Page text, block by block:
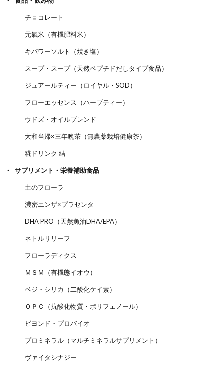
チョコレート
元氣米（有機肥料米）
キパワーソルト（焼き塩）
スープ・スープ（天然ペプチドだしタイプ食品）
ジュアールティー（ロイヤル・SOD）
フローエッセンス（ハーブティー）
ウドズ・オイルブレンド
大和当帰×三年晩茶（無農薬栽培健康茶）
糀ドリンク 結
サプリメント・栄養補助食品
土のフローラ
濃密エンザ×プラセンタ
DHA PRO（天然魚油DHA/EPA）
ネトルリリーフ
フローラディクス
ＭＳＭ（有機態イオウ）
ベジ・シリカ（二酸化ケイ素）
ＯＰＣ（抗酸化物質・ポリフェノール）
ビヨンド・プロバイオ
プロミネラル（マルチミネラルサプリメント）
ヴァイタシナジー